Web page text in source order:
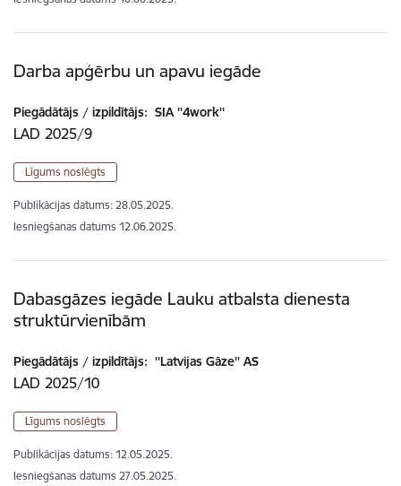
Darba apģērbu un apavu iegāde
Piegādātājs / izpildītājs: SIA ''4work''
LAD 2025/9
Līgums noslēgts
Publikācijas datums: 28.05.2025.
Iesniegšanas datums 12.06.2025.
Dabasgāzes iegāde Lauku atbalsta dienesta
struktūrvienībām
Piegādātājs / izpildītājs: ''Latvijas Gāze'' AS
LAD 2025/10
Līgums noslēgts
Publikācijas datums: 12.05.2025.
Iesniegšanas datums 27.05.2025.